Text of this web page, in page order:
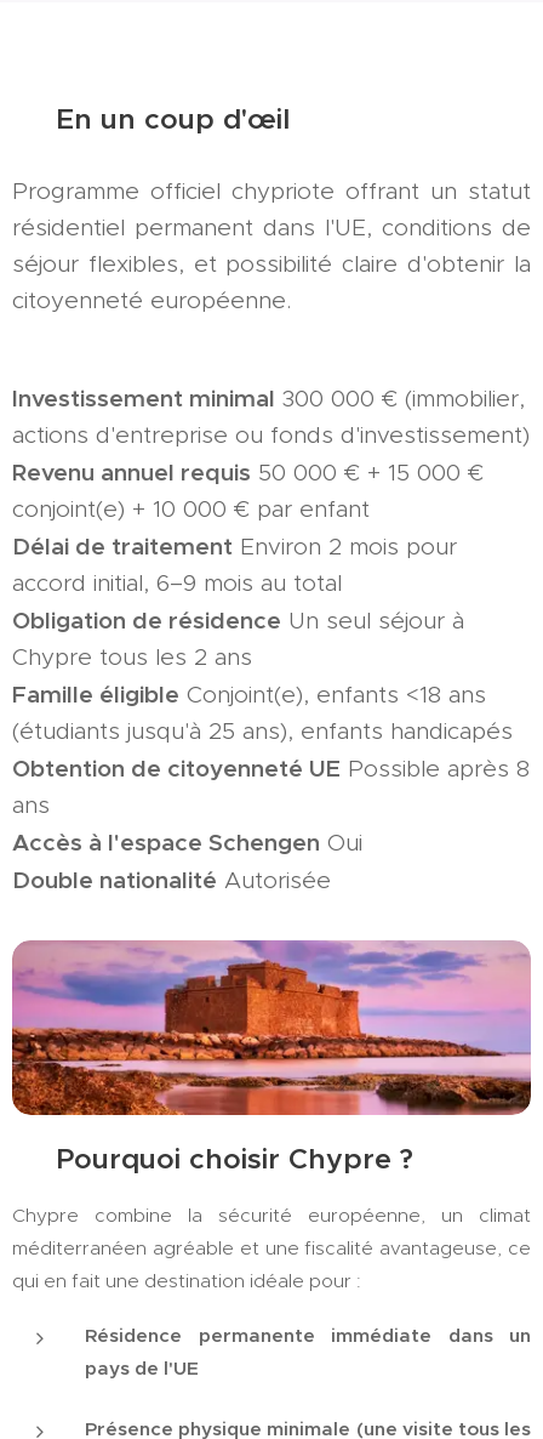
✅ En un coup d'œil
Programme officiel chypriote offrant un statut
résidentiel permanent dans l'UE, conditions de
séjour flexibles, et possibilité claire d'obtenir la
citoyenneté européenne.
Investissement minimal 300 000 € (immobilier,
actions d'entreprise ou fonds d'investissement)
Revenu annuel requis 50 000 € + 15 000 €
conjoint(e) + 10 000 € par enfant
Délai de traitement Environ 2 mois pour
accord initial, 6–9 mois au total
Obligation de résidence Un seul séjour à
Chypre tous les 2 ans
Famille éligible Conjoint(e), enfants <18 ans
(étudiants jusqu'à 25 ans), enfants handicapés
Obtention de citoyenneté UE Possible après 8
ans
Accès à l'espace Schengen Oui
Double nationalité Autorisée
🌍 Pourquoi choisir Chypre ?
Chypre combine la sécurité européenne, un climat
méditerranéen agréable et une fiscalité avantageuse, ce
qui en fait une destination idéale pour :
Résidence permanente immédiate dans un
pays de l'UE
Présence physique minimale (une visite tous les